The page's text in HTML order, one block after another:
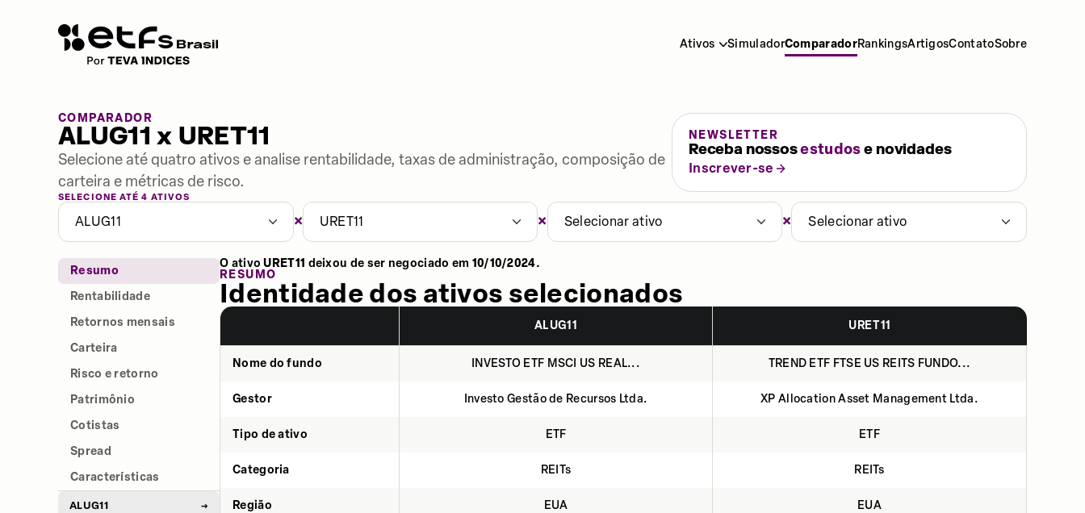
Ativos SimuladorComparadorRankingsArtigosContatoSobre
COMPARADOR
ALUG11 x URET11
Selecione até quatro ativos e analise rentabilidade, taxas de administração, composição de
carteira e métricas de risco.
NEWSLETTER
Receba nossosestudose novidades
Inscrever-se
SELECIONE ATÉ 4 ATIVOS
ALUG11 × URET11 × Selecionar ativo × Selecionar ativo
Resumo
Rentabilidade
Retornos mensais
Carteira
Risco e retorno
Patrimônio
Cotistas
Spread
Características
ALUG11 →
O ativoURET11 deixou de ser negociado em 10/10/2024.
RESUMO
Identidade dos ativos selecionados
ALUG11 URET11
Nome do fundo INVESTO ETF MSCI US REAL... TREND ETF FTSE US REITS FUNDO...
Gestor Investo Gestão de Recursos Ltda. XP Allocation Asset Management Ltda.
Tipo de ativo ETF ETF
Categoria REITs REITs
Região EUA EUA